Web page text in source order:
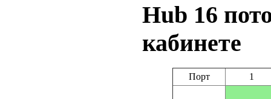
Hub 16
кабинете
Порт 1